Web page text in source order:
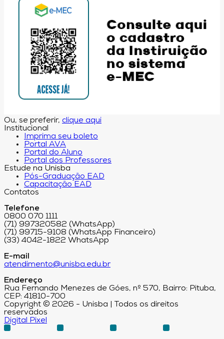
Ou, se preferir, clique aqui
Institucional
Imprima seu boleto
Portal AVA
Portal do Aluno
Portal dos Professores
Estude na Unisba
Pós-Graduação EAD
Capacitação EAD
Contatos
Telefone
0800 070 1111
(71) 997320582 (WhatsApp)
(71) 99715-9108 (WhatsApp Financeiro)
(33) 4042-1822 WhatsApp
E-mail
atendimento@unisba.edu.br
Endereço
Rua Fernando Menezes de Góes, nº 570, Bairro: Pituba,
CEP: 41810-700
Copyright © 2026 - Unisba | Todos os direitos
reservados
Digital Pixel